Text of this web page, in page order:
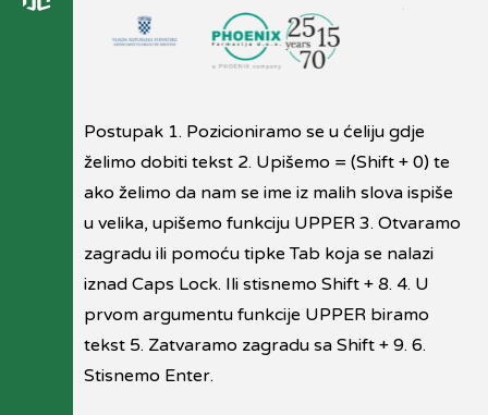
Postupak 1. Pozicioniramo se u ćeliju gdje
želimo dobiti tekst 2. Upišemo = (Shift + 0) te
ako želimo da nam se ime iz malih slova ispiše
u velika, upišemo funkciju UPPER 3. Otvaramo
zagradu ili pomoću tipke Tab koja se nalazi
iznad Caps Lock. Ili stisnemo Shift + 8. 4. U
prvom argumentu funkcije UPPER biramo
tekst 5. Zatvaramo zagradu sa Shift + 9. 6.
Stisnemo Enter.